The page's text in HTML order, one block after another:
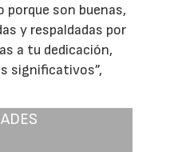
son buenas,
y respaldadas por
a tu dedicación,
significativos”,